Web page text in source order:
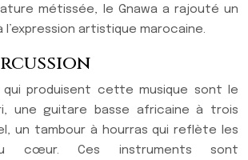
métissée, le Gnawa a rajouté un
artistique marocaine.
qui produisent cette musique sont le
une guitare basse africaine à trois
un tambour à hourras qui reflète les
cœur. Ces instruments sont